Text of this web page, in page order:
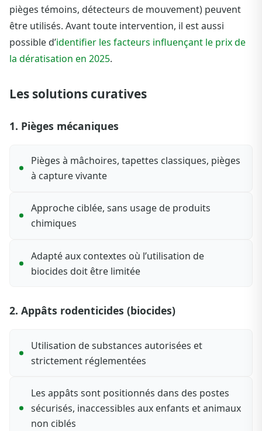
pièges témoins, détecteurs de mouvement) peuvent
être utilisés. Avant toute intervention, il est aussi
possible d’identifier les facteurs influençant le prix de
la dératisation en 2025.
Les solutions curatives
1. Pièges mécaniques
Pièges à mâchoires, tapettes classiques, pièges
à capture vivante
Approche ciblée, sans usage de produits
chimiques
Adapté aux contextes où l’utilisation de
biocides doit être limitée
2. Appâts rodenticides (biocides)
Utilisation de substances autorisées et
strictement réglementées
Les appâts sont positionnés dans des postes
sécurisés, inaccessibles aux enfants et animaux
non ciblés